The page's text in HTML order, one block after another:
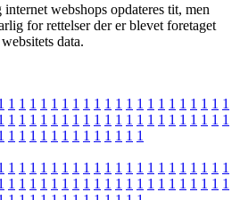
webshops opdateres tit, men
for rettelser der er blevet foretaget
data.
1 1 1 1 1 1 1 1 1 1 1 1 1 1 1 1 1 1 1 1 1
1 1 1 1 1 1 1 1 1 1 1 1 1 1 1 1 1 1 1 1 1
1 1 1 1 1 1 1 1 1 1 1 1 1
1 1 1 1 1 1 1 1 1 1 1 1 1 1 1 1 1 1 1 1 1
1 1 1 1 1 1 1 1 1 1 1 1 1 1 1 1 1 1 1 1 1